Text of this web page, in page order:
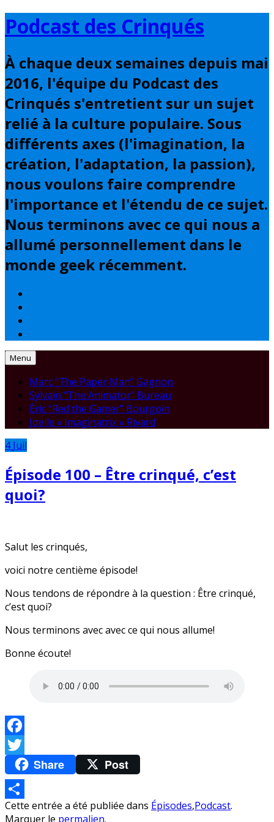
Basculer
vers
contenu
Podcast des Crinqués
À chaque deux semaines depuis mai
2016, l'équipe du Podcast des
Crinqués s'entretient sur un sujet
relié à la culture populaire. Sous
différents axes (l'imagination, la
création, l'adaptation, la passion),
nous voulons faire comprendre
l'importance et l'étendu de ce sujet.
Nous terminons avec ce qui nous a
allumé personnellement dans le
monde geek récemment.
Menu
Marc “The Paper Man” Gagnon
Sylvain “The Animator” Bureau
Éric “Red the Gamer” Bourgoin
Joelle « Imaginatrix » Rivard
4 Juil
Épisode 100 – Être crinqué, c’est
quoi?
Salut les crinqués,
voici notre centième épisode!
Nous tendons de répondre à la question : Être crinqué,
c’est quoi?
Nous terminons avec avec ce qui nous allume!
Bonne écoute!
Facebook
TwitterShare Post
Partager
Cette entrée a été publiée dans Épisodes,Podcast.
Marquer le permalien.